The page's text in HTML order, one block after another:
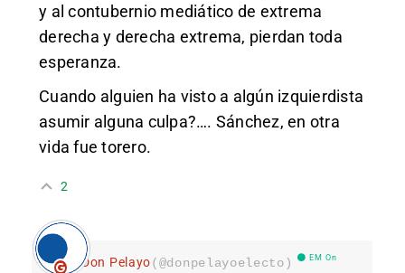
y al contubernio mediático de extrema
derecha y derecha extrema, pierdan toda
esperanza.
Cuando alguien ha visto a algún izquierdista
asumir alguna culpa?…. Sánchez, en otra
vida fue torero.
2
Don Pelayo(@donpelayoelecto) EM On